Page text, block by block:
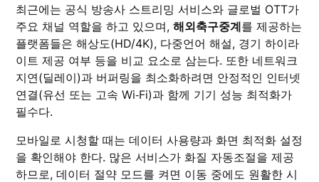
최근에는 공식 방송사 스트리밍 서비스와 글로벌 OTT가
주요 채널 역할을 하고 있으며,해외축구중계를 제공하는
플랫폼들은 해상도(HD/4K), 다중언어 해설, 경기 하이라
이트 제공 여부 등을 비교 요소로 삼는다. 또한 네트워크
지연(딜레이)과 버퍼링을 최소화하려면 안정적인 인터넷
연결(유선 또는 고속 Wi‑Fi)과 함께 기기 성능 최적화가
필수다.
모바일로 시청할 때는 데이터 사용량과 화면 최적화 설정
을 확인해야 한다. 많은 서비스가 화질 자동조절을 제공
하므로, 데이터 절약 모드를 켜면 이동 중에도 원활한 시